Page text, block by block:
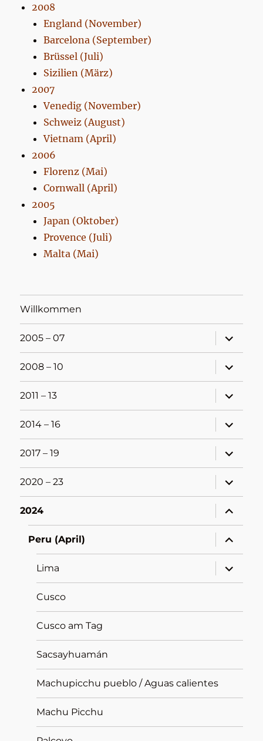
2008
England (November)
Barcelona (September)
Brüssel (Juli)
Sizilien (März)
2007
Venedig (November)
Schweiz (August)
Vietnam (April)
2006
Florenz (Mai)
Cornwall (April)
2005
Japan (Oktober)
Provence (Juli)
Malta (Mai)
Willkommen
2005 – 07
öffnen
2008 – 10
öffnen
2011 – 13
öffnen
2014 – 16
öffnen
2017 – 19
öffnen
2020 – 23
öffnen
2024
öffnen
Peru (April)
öffnen
Lima
öffnen
Cusco
Cusco am Tag
Sacsayhuamán
Machupicchu pueblo / Aguas calientes
Machu Picchu